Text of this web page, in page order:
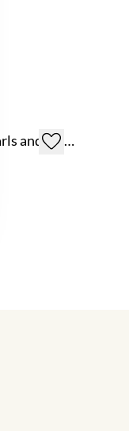
Beaded bracelet with pearls and daisy flowers